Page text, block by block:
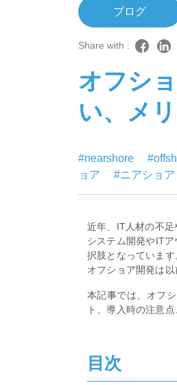
ブログ
Share with :
オフシ
い、メ
#nearshore
ョア
#ニアショア
近年、IT人材の不足
システム開発やITア
択肢となっています
オフショア開発は
本記事では、オフ
ト、導入時の注意
目次